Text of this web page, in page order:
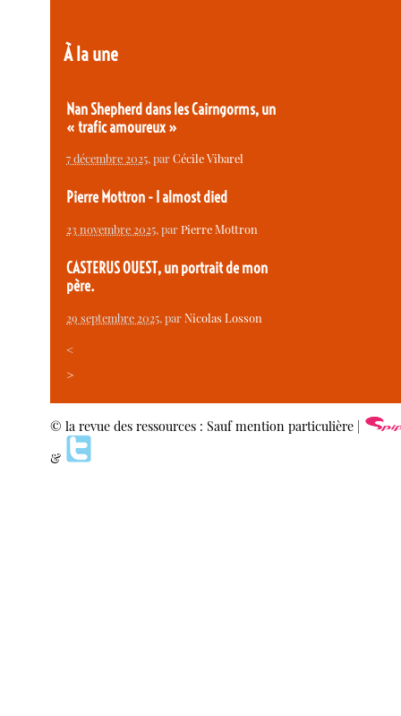
À la une
Nan Shepherd dans les Cairngorms, un
« trafic amoureux »
7 décembre 2025, parCécile Vibarel
Pierre Mottron - I almost died
23 novembre 2025, parPierre Mottron
CASTERUS OUEST, un portrait de mon
père.
29 septembre 2025, parNicolas Losson
<
>
© la revue des ressources : Sauf mention particulière |
&